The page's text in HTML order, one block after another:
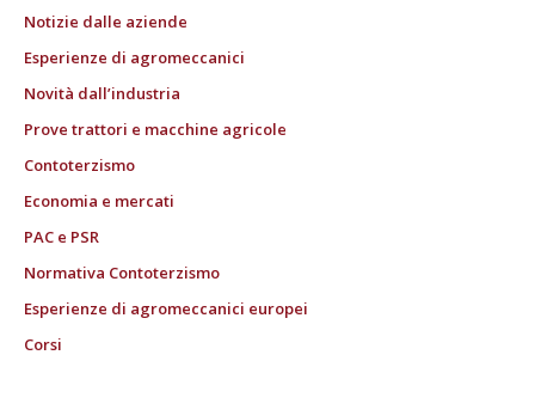
Notizie dalle aziende
Esperienze di agromeccanici
Novità dall’industria
Prove trattori e macchine agricole
Contoterzismo
Economia e mercati
PAC e PSR
Normativa Contoterzismo
Esperienze di agromeccanici europei
Corsi